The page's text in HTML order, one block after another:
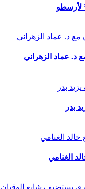
لأرسطو
د. عماد الزهراني
بدر
الغنامي